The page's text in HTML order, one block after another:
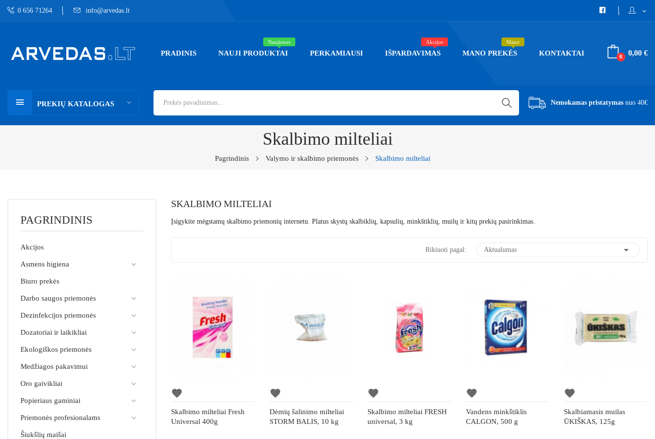
expand_more
0 656 71264 info@arvedas.lt
PRADINIS NAUJI PRODUKTAI
Naujienos
PERKAMIAUSI IŠPARDAVIMAS
Akcijos
MANO PREKĖS
Mano
KONTAKTAI 0,00 €
0
PREKIŲ KATALOGAS Nemokamas pristatymas nuo 40€
Skalbimo milteliai
Pagrindinis Valymo ir skalbimo priemonės Skalbimo milteliai
PAGRINDINIS
Akcijos
Asmens higiena
Biuro prekės
Darbo saugos priemonės
Dezinfekcijos priemonės
Dozatoriai ir laikikliai
Ekologiškos priemonės
Medžiagos pakavimui
Oro gaivikliai
Popieriaus gaminiai
Priemonės profesionalams
Šiukšlių maišai
SKALBIMO MILTELIAI
Įsigykite mėgstamų skalbimo priemonių internetu. Platus skystų skalbiklių, kapsulių, minkštiklių, muilų ir kitų prekių pasirinkimas.
Rikiuoti pagal: Aktualumas 
favorite
Skalbimo milteliai Fresh
Universal 400g
favorite
Dėmių šalinimo milteliai
STORM BALIS, 10 kg
favorite
Skalbimo milteliai FRESH
universal, 3 kg
favorite
Vandens minkštiklis
CALGON, 500 g
favorite
Skalbiamasis muilas
ŪKIŠKAS, 125g